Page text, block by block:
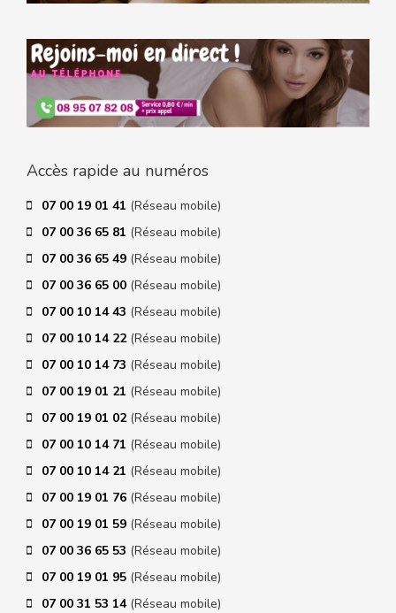
Accès rapide au numéros
07 00 19 01 41 (Réseau mobile)
07 00 36 65 81 (Réseau mobile)
07 00 36 65 49 (Réseau mobile)
07 00 36 65 00 (Réseau mobile)
07 00 10 14 43 (Réseau mobile)
07 00 10 14 22 (Réseau mobile)
07 00 10 14 73 (Réseau mobile)
07 00 19 01 21 (Réseau mobile)
07 00 19 01 02 (Réseau mobile)
07 00 10 14 71 (Réseau mobile)
07 00 10 14 21 (Réseau mobile)
07 00 19 01 76 (Réseau mobile)
07 00 19 01 59 (Réseau mobile)
07 00 36 65 53 (Réseau mobile)
07 00 19 01 95 (Réseau mobile)
07 00 31 53 14 (Réseau mobile)